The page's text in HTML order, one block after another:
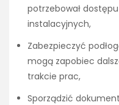
potrzebował
instalacyjnych,
Zabezpieczyć
mogą zapobiec
trakcie prac,
Sporządzić